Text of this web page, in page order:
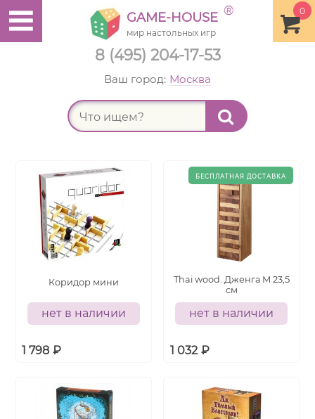
8 (495) 204-17-53
0
GAME-HOUSE ®
мир настольных игр
Ваш город: Москва
Коридор мини
нет в наличии
1 798 ₽
Thai wood. Дженга М 23,5
см
нет в наличии
1 032 ₽